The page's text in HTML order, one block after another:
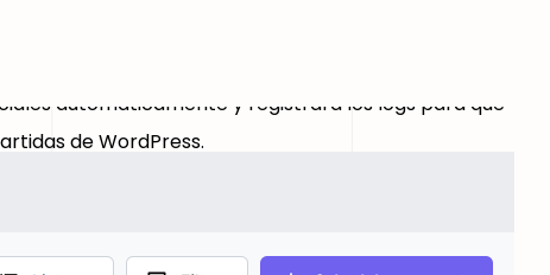
automáticamente y registrará los logs para que
de WordPress.